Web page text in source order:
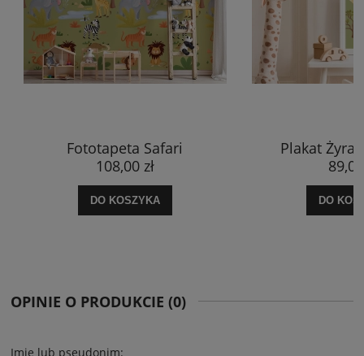
Plakat Żyrafa Patrycja
89,00 zł
DO KOSZYKA
Plakat
DO
OPINIE O PRODUKCIE (0)
Imię lub pseudonim: